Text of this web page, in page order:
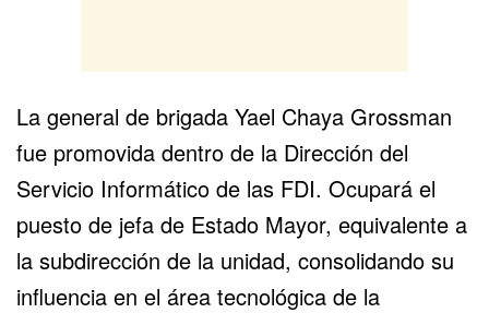
La general de brigada Yael Chaya Grossman
fue promovida dentro de la Dirección del
Servicio Informático de las FDI. Ocupará el
puesto de jefa de Estado Mayor, equivalente a
la subdirección de la unidad, consolidando su
influencia en el área tecnológica de la